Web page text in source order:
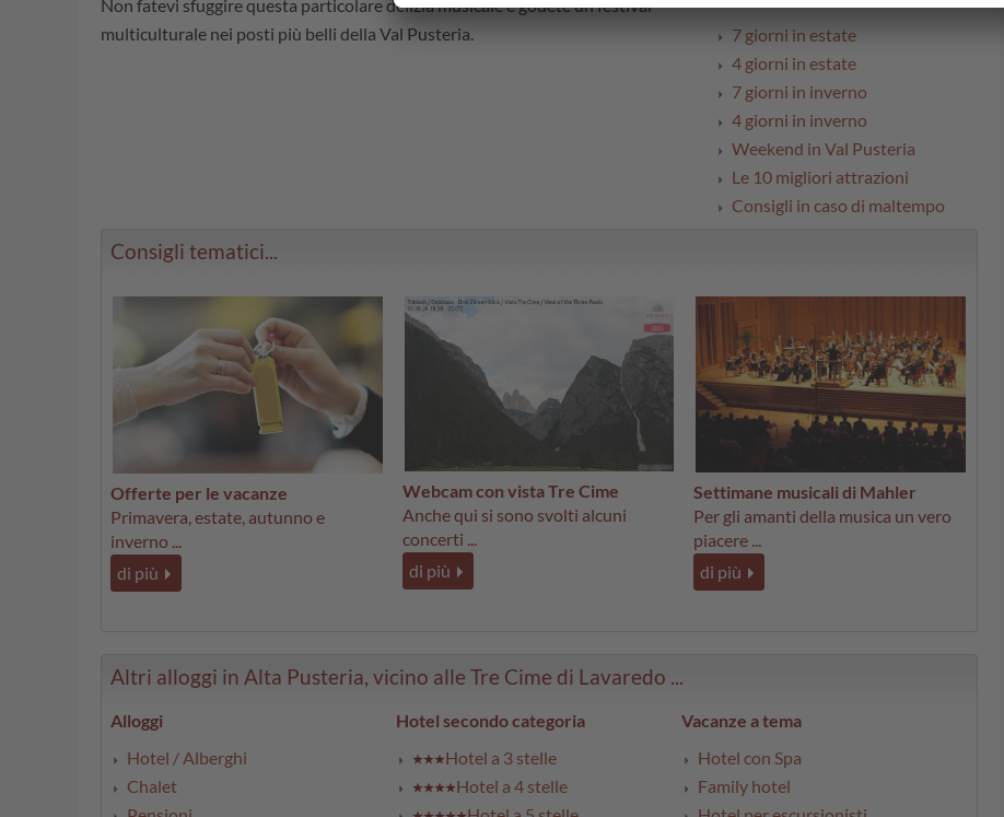
Non fatevi sfuggire questa particolare delizia musicale e godete un festival
multiculturale nei posti più belli della Val Pusteria.
7 giorni in estate
4 giorni in estate
7 giorni in inverno
4 giorni in inverno
Weekend in Val Pusteria
Le 10 migliori attrazioni
Consigli in caso di maltempo
Consigli tematici...
Offerte per le vacanze
Primavera, estate, autunno e
inverno ...
di più
Webcam con vista Tre Cime
Anche qui si sono svolti alcuni
concerti ...
di più
Settimane musicali di Mahler
Per gli amanti della musica un vero
piacere ...
di più
Altri alloggi in Alta Pusteria, vicino alle Tre Cime di Lavaredo ...
Alloggi
Hotel / Alberghi
Chalet
Hotel secondo categoria
Hotel a 3 stelle
Hotel a 4 stelle
Vacanze a tema
Hotel con Spa
Family hotel